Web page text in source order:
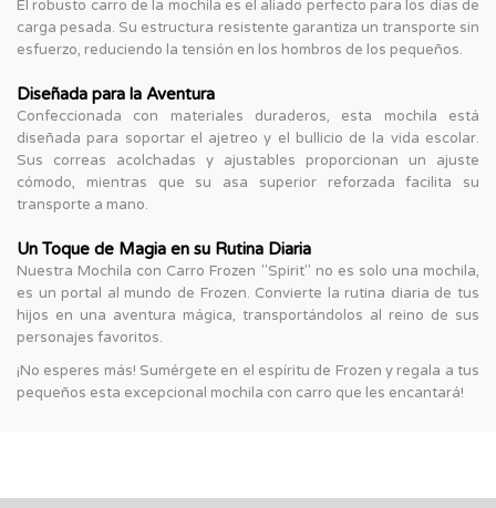
El robusto carro de la mochila es el aliado perfecto para los días de
carga pesada. Su estructura resistente garantiza un transporte sin
esfuerzo, reduciendo la tensión en los hombros de los pequeños.
Diseñada para la Aventura
Confeccionada con materiales duraderos, esta mochila está
diseñada para soportar el ajetreo y el bullicio de la vida escolar.
Sus correas acolchadas y ajustables proporcionan un ajuste
cómodo, mientras que su asa superior reforzada facilita su
transporte a mano.
Un Toque de Magia en su Rutina Diaria
Nuestra Mochila con Carro Frozen "Spirit" no es solo una mochila,
es un portal al mundo de Frozen. Convierte la rutina diaria de tus
hijos en una aventura mágica, transportándolos al reino de sus
personajes favoritos.
¡No esperes más! Sumérgete en el espíritu de Frozen y regala a tus
pequeños esta excepcional mochila con carro que les encantará!